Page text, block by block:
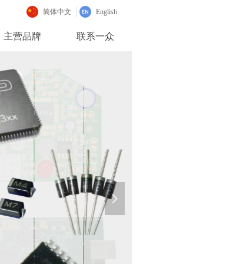
主营品牌
主营品牌
联系一众
简体中文 English
넲